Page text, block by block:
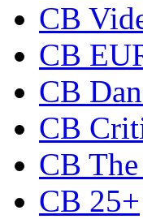
CB
CB
CB
CB
CB
CB 25+